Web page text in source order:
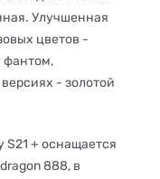
Улучшенная
цветов -
фантом,
- золотой
S21 + оснащается
888, в